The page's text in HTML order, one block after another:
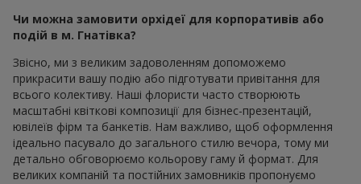
Чи можна замовити орхідеї для корпоративів або
подій в м. Гнатівка?
Звісно, ми з великим задоволенням допоможемо
прикрасити вашу подію або підготувати привітання для
всього колективу. Наші флористи часто створюють
масштабні квіткові композиції для бізнес-презентацій,
ювілеїв фірм та банкетів. Нам важливо, щоб оформлення
ідеально пасувало до загального стилю вечора, тому ми
детально обговорюємо кольорову гаму й формат. Для
великих компаній та постійних замовників пропонуємо